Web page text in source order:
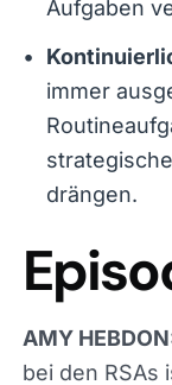
Aufgaben
immer
drängen.
AMY HEBDON: